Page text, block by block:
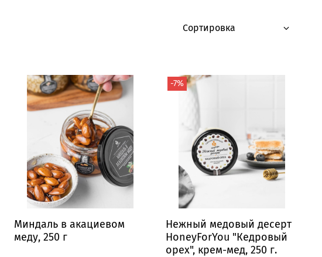
Миндаль в акациевом
меду, 250 г
-7%
Нежный медовый десерт
HoneyForYou "Кедровый
орех", крем-мед, 250 г.